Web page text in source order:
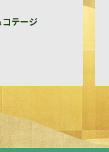
テージ